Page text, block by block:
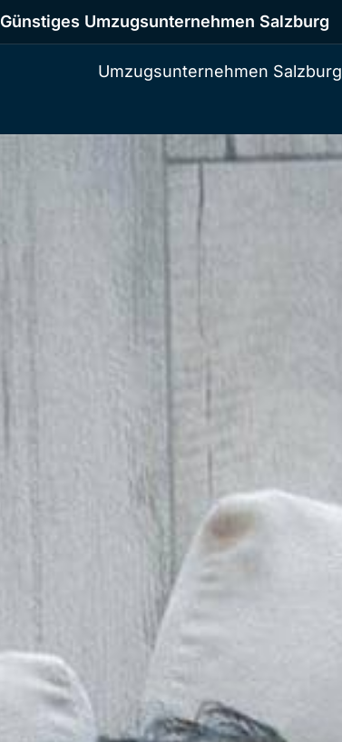
Günstiges Umzugsunternehmen Salzburg
Umzugsunternehmen Salzburg